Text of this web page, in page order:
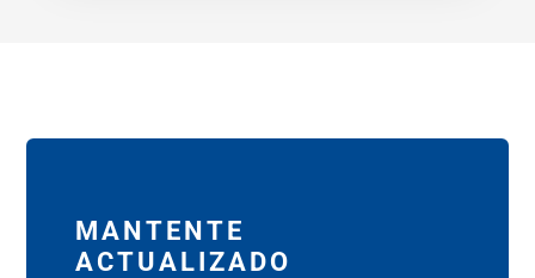
MANTENTE
ACTUALIZADO